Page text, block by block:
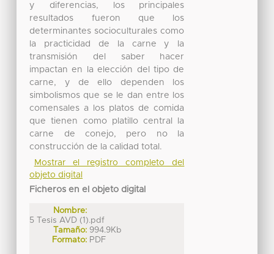
y diferencias, los principales
resultados fueron que los
determinantes socioculturales como
la practicidad de la carne y la
transmisión del saber hacer
impactan en la elección del tipo de
carne, y de ello dependen los
simbolismos que se le dan entre los
comensales a los platos de comida
que tienen como platillo central la
carne de conejo, pero no la
construcción de la calidad total.
Mostrar el registro completo del
objeto digital
Ficheros en el objeto digital
Nombre:
5 Tesis AVD (1).pdf
Tamaño: 994.9Kb
Formato: PDF